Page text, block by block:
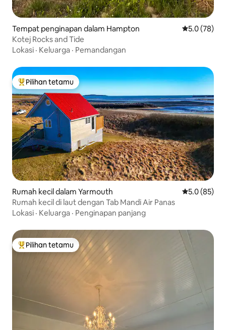
Tempat penginapan dalam Hampton Penarafan
5.0 (78)
Kotej Rocks and Tide
Lokasi · Keluarga · Pemandangan
Pilihan utama tetamu
Pilihan tetamu
Rumah kecil dalam Yarmouth Penarafan
5.0 (85)
Rumah kecil di laut dengan Tab Mandi Air Panas
Lokasi · Keluarga · Penginapan panjang
Pilihan utama tetamu
Pilihan tetamu